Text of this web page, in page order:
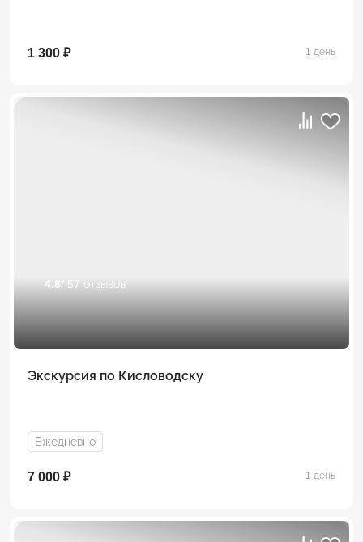
1 300 ₽ 1 день
4.8/ 57 отзывов
Экскурсия по Кисловодску
Ежедневно
7 000 ₽ 1 день